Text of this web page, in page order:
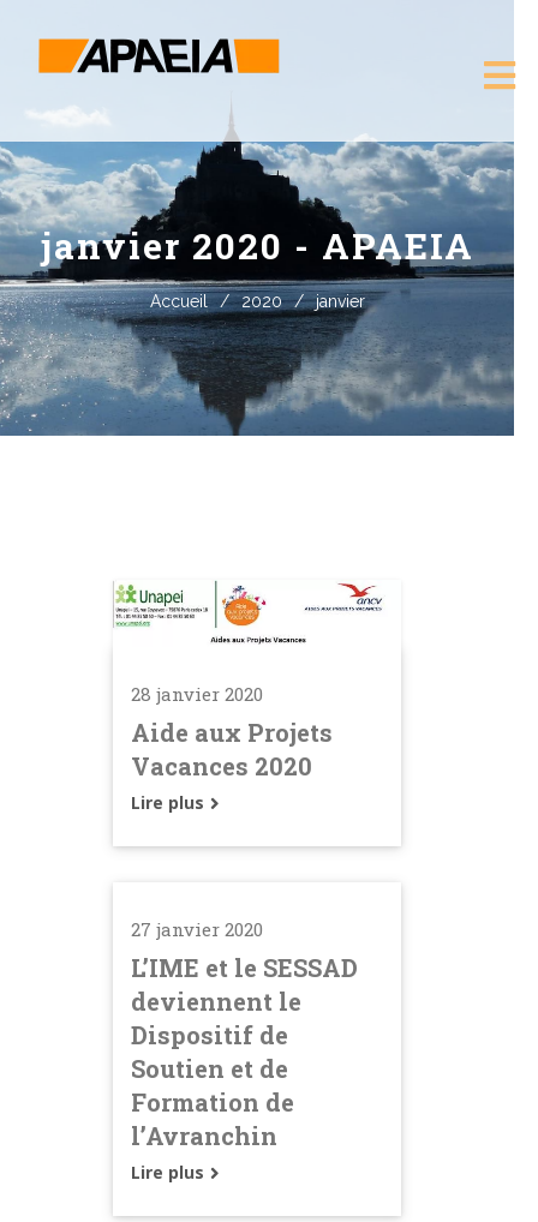
janvier 2020 - APAEIA
Accueil / 2020 / janvier
28 janvier 2020
Aide aux Projets
Vacances 2020
Lire plus
27 janvier 2020
L’IME et le SESSAD
deviennent le
Dispositif de
Soutien et de
Formation de
l’Avranchin
Lire plus